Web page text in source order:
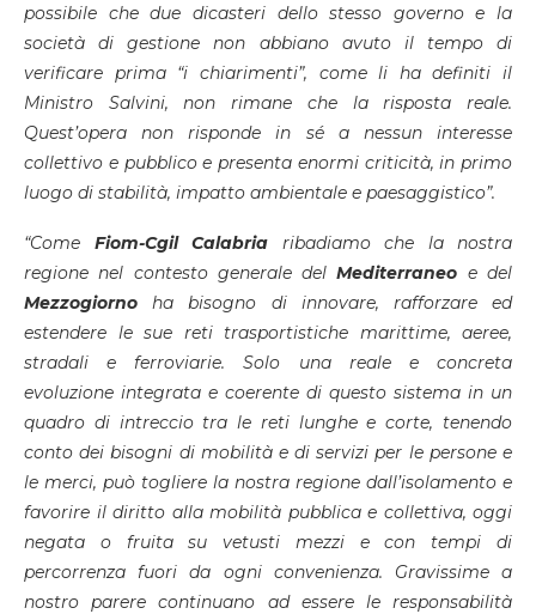
possibile che due dicasteri dello stesso governo e la
società di gestione non abbiano avuto il tempo di
verificare prima “i chiarimenti”, come li ha definiti il
Ministro Salvini, non rimane che la risposta reale.
Quest’opera non risponde in sé a nessun interesse
collettivo e pubblico e presenta enormi criticità, in primo
luogo di stabilità, impatto ambientale e paesaggistico”.
“Come Fiom-Cgil Calabria ribadiamo che la nostra
regione nel contesto generale delMediterraneo e del
Mezzogiorno ha bisogno di innovare, rafforzare ed
estendere le sue reti trasportistiche marittime, aeree,
stradali e ferroviarie. Solo una reale e concreta
evoluzione integrata e coerente di questo sistema in un
quadro di intreccio tra le reti lunghe e corte, tenendo
conto dei bisogni di mobilità e di servizi per le persone e
le merci, può togliere la nostra regione dall’isolamento e
favorire il diritto alla mobilità pubblica e collettiva, oggi
negata o fruita su vetusti mezzi e con tempi di
percorrenza fuori da ogni convenienza. Gravissime a
nostro parere continuano ad essere le responsabilità